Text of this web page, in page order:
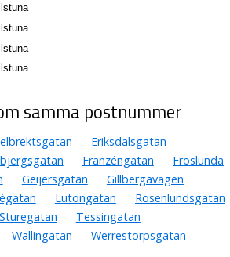
samma postnummer
Eriksdalsgatan
Franzéngatan
Fröslunda
Geijersgatan
Gillbergavägen
Lutongatan
Rosenlundsgatan
Sturegatan
Tessingatan
Wallingatan Werrestorpsgatan